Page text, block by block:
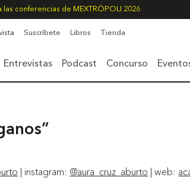
las conferencias de MEXTRÓPOLI 2026
Suscríbete Libros Tienda
Entrevistas Podcast Concurso
| instagram: @aura_cruz_aburto | web: